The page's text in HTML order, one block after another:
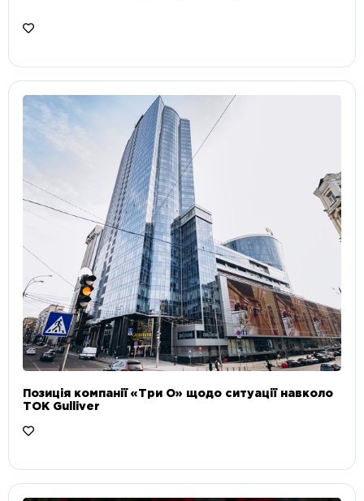
Позиція компанії «Три О» щодо ситуації навколо
ТОК Gulliver